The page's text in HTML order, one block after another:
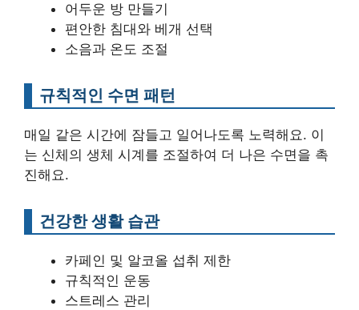
어두운 방 만들기
편안한 침대와 베개 선택
소음과 온도 조절
규칙적인 수면 패턴
매일 같은 시간에 잠들고 일어나도록 노력해요. 이
는 신체의 생체 시계를 조절하여 더 나은 수면을 촉
진해요.
건강한 생활 습관
카페인 및 알코올 섭취 제한
규칙적인 운동
스트레스 관리